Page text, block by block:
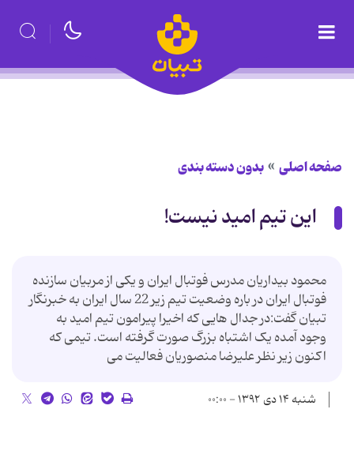
صفحه اصلی بدون دسته بندی
این تیم امید نیست!
محمود بیداریان مدرس فوتبال ایران و یکی از مربیان سازنده
فوتبال ایران در باره وضعیت تیم زیر 22 سال ایران به خبرنگار
تبیان گفت:در جدال هایی که اخیرا پیرامون تیم امید به
وجود آمده یک اشتباه بزرگ صورت گرفته است. تیمی که
اکنون زیر نظر علیرضا منصوریان فعالیت می
شنبه ۱۴ دی ۱۳۹۲ - ۰۰:۰۰